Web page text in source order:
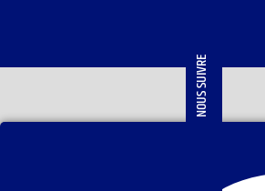
NOUS SUIVRE